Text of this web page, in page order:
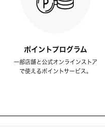
ポイントプログラム
一部店舗と公式オンラインストア
で使えるポイントサービス。